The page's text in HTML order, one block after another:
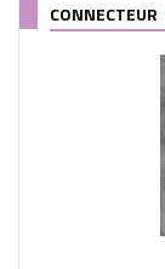
CONNECTEUR